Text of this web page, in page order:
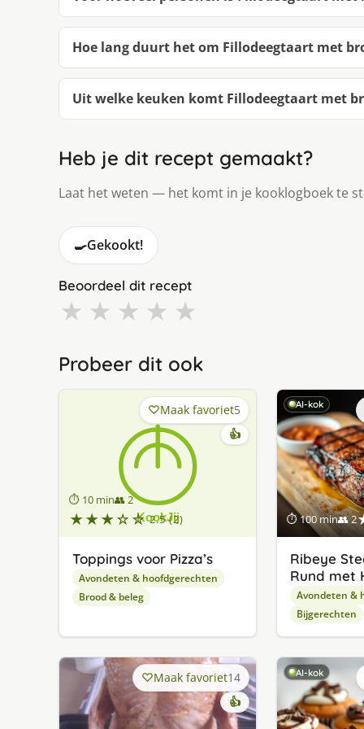
Hoe lang duurt het om Fillodeegtaart met
Uit welke keuken komt Fillodeegtaart met
Heb je dit recept gemaakt?
Laat het weten — het komt in je kooklogboek te
🍳Gekookt!
Beoordeel dit recept
★ ★ ★ ★ ★
Probeer dit ook
⏱ 10 min👥 2
★★★☆☆ 2.5 (2)
Maak favoriet5
👍
Toppings voor Pizza’s
Avondeten & hoofdgerechten
Brood & beleg
AI-kok
⏱ 100 min👥 2
Ribeye
Rund met
Avondeten &
Bijgerechten
Maak favoriet14
👍
AI-kok